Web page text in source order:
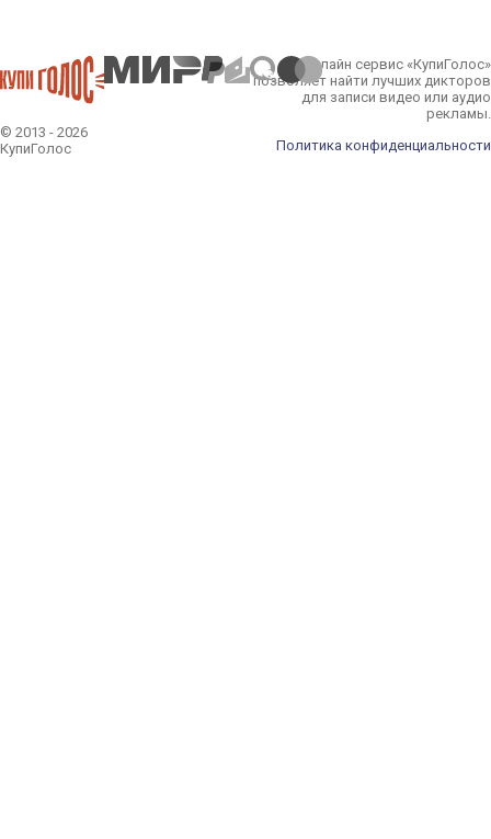
© 2013 - 2026
КупиГолос
Онлайн сервис «КупиГолос»
позволяет найти лучших дикторов
для записи видео или аудио
рекламы.
Политика конфиденциальности